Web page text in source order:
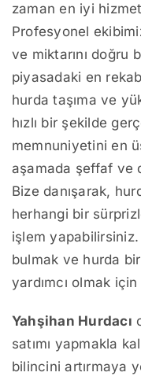
zaman en iyi
Profesyonel
ve miktarını doğru
piyasadaki en
hurda taşıma ve
hızlı bir şekilde
memnuniyetini en
aşamada şeffaf ve
Bize danışarak,
herhangi bir
işlem
bulmak ve hurda
yardımcı olmak
Yahşihan Hurdacı
satımı yapmakla
bilincini artırmaya